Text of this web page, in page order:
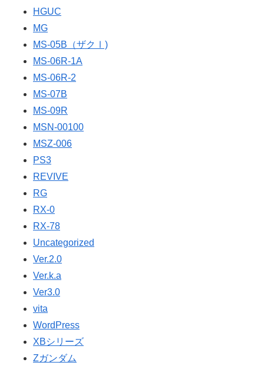
HGUC
MG
MS-05B（ザクⅠ)
MS-06R-1A
MS-06R-2
MS-07B
MS-09R
MSN-00100
MSZ-006
PS3
REVIVE
RG
RX-0
RX-78
Uncategorized
Ver.2.0
Ver.k.a
Ver3.0
vita
WordPress
XBシリーズ
Ζガンダム